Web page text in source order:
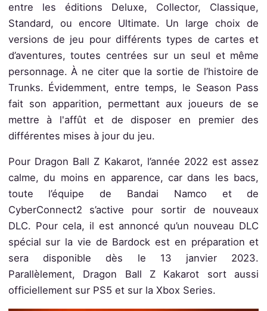
entre les éditions Deluxe, Collector, Classique,
Standard, ou encore Ultimate. Un large choix de
versions de jeu pour différents types de cartes et
d’aventures, toutes centrées sur un seul et même
personnage. À ne citer que la sortie de l’histoire de
Trunks. Évidemment, entre temps, le Season Pass
fait son apparition, permettant aux joueurs de se
mettre à l'affût et de disposer en premier des
différentes mises à jour du jeu.
Pour Dragon Ball Z Kakarot, l’année 2022 est assez
calme, du moins en apparence, car dans les bacs,
toute l’équipe de Bandai Namco et de
CyberConnect2 s’active pour sortir de nouveaux
DLC. Pour cela, il est annoncé qu’un nouveau DLC
spécial sur la vie de Bardock est en préparation et
sera disponible dès le 13 janvier 2023.
Parallèlement, Dragon Ball Z Kakarot sort aussi
officiellement sur PS5 et sur la Xbox Series.